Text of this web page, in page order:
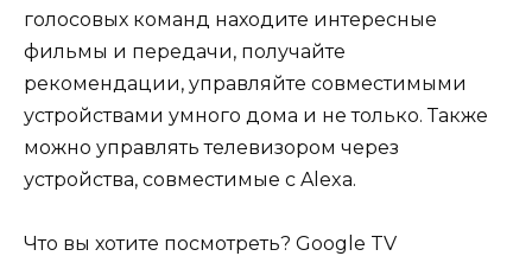
голосовых команд находите интересные
фильмы и передачи, получайте
рекомендации, управляйте совместимыми
устройствами умного дома и не только. Также
можно управлять телевизором через
устройства, совместимые с Alexa.
Что вы хотите посмотреть? Google TV